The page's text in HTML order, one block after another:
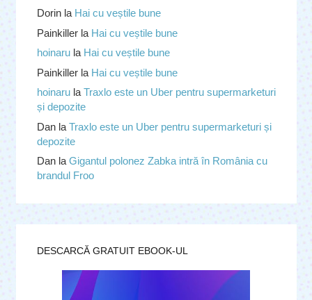
Dorinla Hai cu veștile bune
Painkillerla Hai cu veștile bune
hoinarula Hai cu veștile bune
Painkillerla Hai cu veștile bune
hoinarula Traxlo este un Uber pentru supermarketuri
și depozite
Danla Traxlo este un Uber pentru supermarketuri și
depozite
Danla Gigantul polonez Zabka intră în România cu
brandul Froo
DESCARCĂ GRATUIT EBOOK-UL